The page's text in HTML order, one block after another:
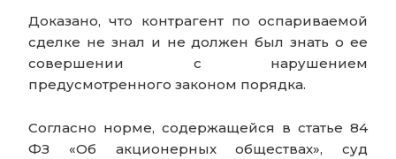
Доказано, что контрагент по оспариваемой
сделке не знал и не должен был знать о ее
совершении с нарушением
предусмотренного законом порядка.
Согласно норме, содержащейся в статье 84
ФЗ «Об акционерных обществах», суд